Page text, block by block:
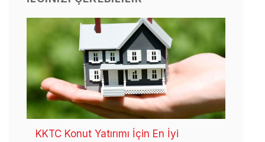
KKTC Konut Yatırımı İçin En İyi